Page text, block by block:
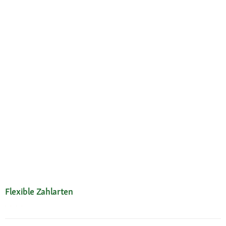
Flexible Zahlarten